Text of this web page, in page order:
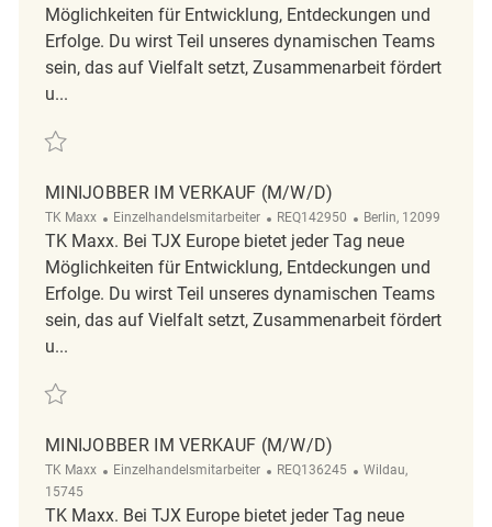
Möglichkeiten für Entwicklung, Entdeckungen und
Erfolge. Du wirst Teil unseres dynamischen Teams
sein, das auf Vielfalt setzt, Zusammenarbeit fördert
u...
Retten Minijobber im Verkauf (m/w/d) REQ115169
MINIJOBBER IM VERKAUF (M/W/D)
TK Maxx Kategorie
Einzelhandelsmitarbeiter ReqId
REQ142950 Ort
Berlin, 12099
TK Maxx. Bei TJX Europe bietet jeder Tag neue
Möglichkeiten für Entwicklung, Entdeckungen und
Erfolge. Du wirst Teil unseres dynamischen Teams
sein, das auf Vielfalt setzt, Zusammenarbeit fördert
u...
Retten Minijobber im Verkauf (m/w/d) REQ142950
MINIJOBBER IM VERKAUF (M/W/D)
TK Maxx Kategorie
Einzelhandelsmitarbeiter ReqId
REQ136245 Ort
Wildau,
15745
TK Maxx. Bei TJX Europe bietet jeder Tag neue